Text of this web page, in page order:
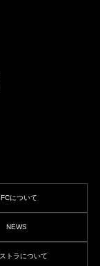
について
NEWS
トラについて